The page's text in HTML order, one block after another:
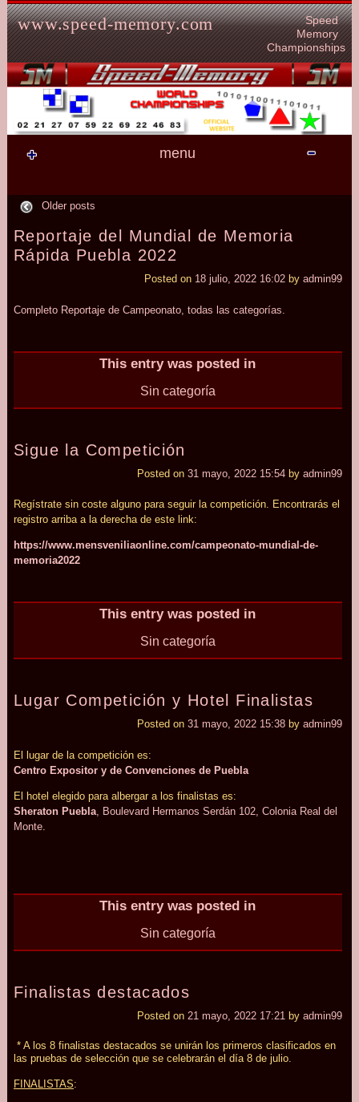
Skip to content
www.speed-memory.com
Speed
Memory
Championships
menu
Older posts
Reportaje del Mundial de Memoria
Rápida Puebla 2022
Posted on 18 julio, 2022 16:02 by admin99
Completo Reportaje de Campeonato, todas las categorías.
This entry was posted in
Sin categoría
Sigue la Competición
Posted on 31 mayo, 2022 15:54 by admin99
Regístrate sin coste alguno para seguir la competición. Encontrarás el
registro arriba a la derecha de este link:
https://www.mensveniliaonline.com/campeonato-mundial-de-
memoria2022
This entry was posted in
Sin categoría
Lugar Competición y Hotel Finalistas
Posted on 31 mayo, 2022 15:38 by admin99
El lugar de la competición es:
Centro Expositor y de Convenciones de Puebla
El hotel elegido para albergar a los finalistas es:
Sheraton Puebla, Boulevard Hermanos Serdán 102, Colonia Real del
Monte.
This entry was posted in
Sin categoría
Finalistas destacados
Posted on 21 mayo, 2022 17:21 by admin99
* A los 8 finalistas destacados se unirán los primeros clasificados en
las pruebas de selección que se celebrarán el día 8 de julio.
FINALISTAS: